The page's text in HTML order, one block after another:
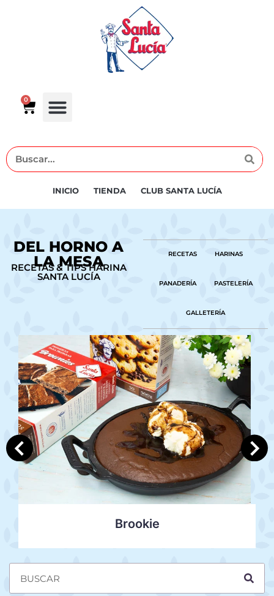
0
INICIO TIENDA CLUB SANTA LUCÍA
DEL HORNO A
LA MESA
RECETAS & TIPS HARINA
SANTA LUCÍA
RECETAS HARINAS
PANADERÍA PASTELERÍA
GALLETERÍA
Brookie